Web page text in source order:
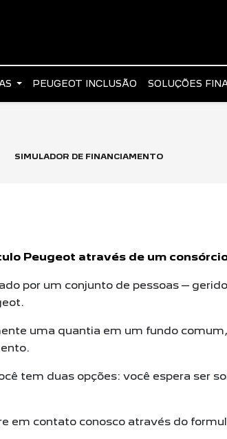
PEUGEOT INCLUSÃO SOLUÇÕES
SIMULADOR DE FINANCIAMENTO
Peugeot através de um
por um conjunto de pessoas –
uma quantia em um fundo
tem duas opções: você espera ser
em contato conosco através do